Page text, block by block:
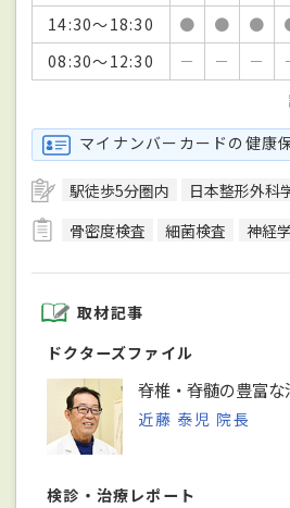
14:30～18:30
● ● ●
08:30～12:30
－ － －
マイナンバーカードの健康
駅徒歩5分圏内 日本整形外科
骨密度検査
細菌検査 神経
取材記事
ドクターズファイル
脊椎・脊髄の豊富
近藤 泰児 院長
検診・治療レポート